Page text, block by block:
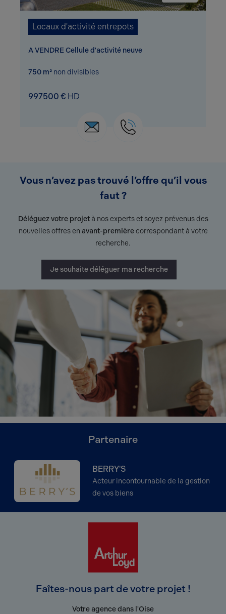
Locaux d'activité entrepots
A VENDRE Cellule d'activité neuve
750 m² non divisibles
997500 € HD
Vous n’avez pas trouvé l’offre qu’il vous
faut ?
Déléguez votre projetà nos experts et soyez prévenus des
nouvelles offres en avant-premièrecorrespondant à votre
recherche.
Je souhaite déléguer ma recherche
Partenaire
BERRY'S
Acteur incontournable de la gestion
de vos biens
Faîtes-nous part de votre projet !
Votre agence dans l'Oise